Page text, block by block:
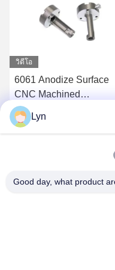
วิดีโอ
6061 Anodize Surface
CNC Machined
Aluminium Parts บริการ
พิมพ์ 3D อย่างรวดเร็ว
รับราคาที่ดีที่สุด
Lyn
Good day, what product